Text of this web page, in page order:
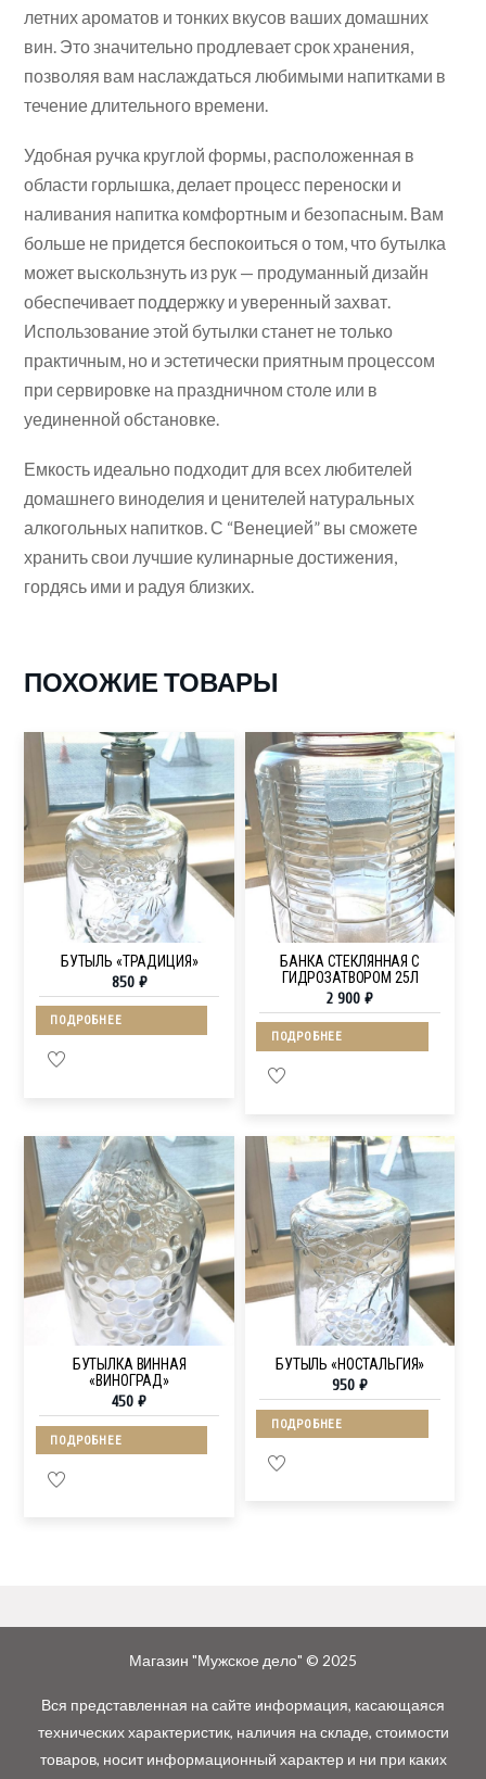
летних ароматов и тонких вкусов ваших домашних
вин. Это значительно продлевает срок хранения,
позволяя вам наслаждаться любимыми напитками в
течение длительного времени.
Удобная ручка круглой формы, расположенная в
области горлышка, делает процесс переноски и
наливания напитка комфортным и безопасным. Вам
больше не придется беспокоиться о том, что бутылка
может выскользнуть из рук — продуманный дизайн
обеспечивает поддержку и уверенный захват.
Использование этой бутылки станет не только
практичным, но и эстетически приятным процессом
при сервировке на праздничном столе или в
уединенной обстановке.
Емкость идеально подходит для всех любителей
домашнего виноделия и ценителей натуральных
алкогольных напитков. С “Венецией” вы сможете
хранить свои лучшие кулинарные достижения,
гордясь ими и радуя близких.
ПОХОЖИЕ ТОВАРЫ
БУТЫЛЬ «ТРАДИЦИЯ»
850 ₽
ПОДРОБНЕЕ
БАНКА СТЕКЛЯННАЯ С
ГИДРОЗАТВОРОМ 25Л
2 900₽
ПОДРОБНЕЕ
БУТЫЛКА ВИННАЯ
«ВИНОГРАД»
450₽
ПОДРОБНЕЕ
БУТЫЛЬ «НОСТАЛЬГИЯ»
950₽
ПОДРОБНЕЕ
Магазин "Мужское дело" © 2025
Вся представленная на сайте информация, касающаяся
технических характеристик, наличия на складе, стоимости
товаров, носит информационный характер и ни при каких